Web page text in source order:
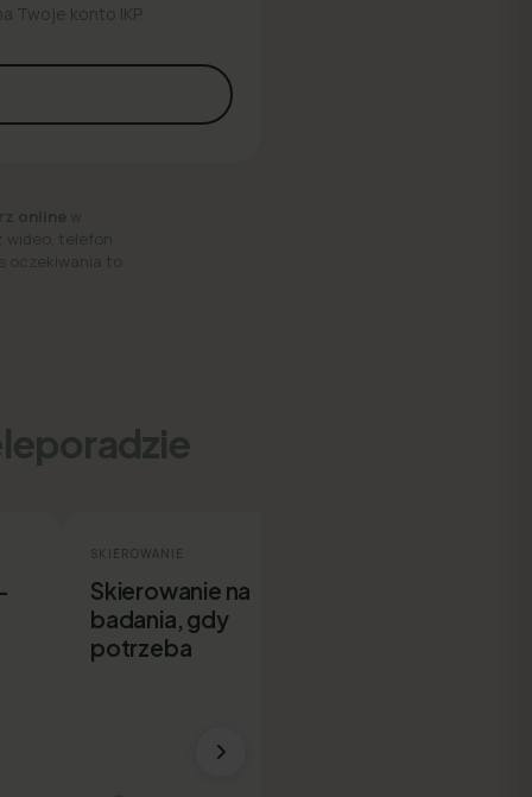
Twoje konto IKP.
online w
wideo, telefon
oczekiwania to
SKIEROWANIE
Skierowanie na
badania, gdy
potrzeba